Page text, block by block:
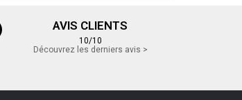
AVIS CLIENTS
10/10
Découvrez les derniers avis >